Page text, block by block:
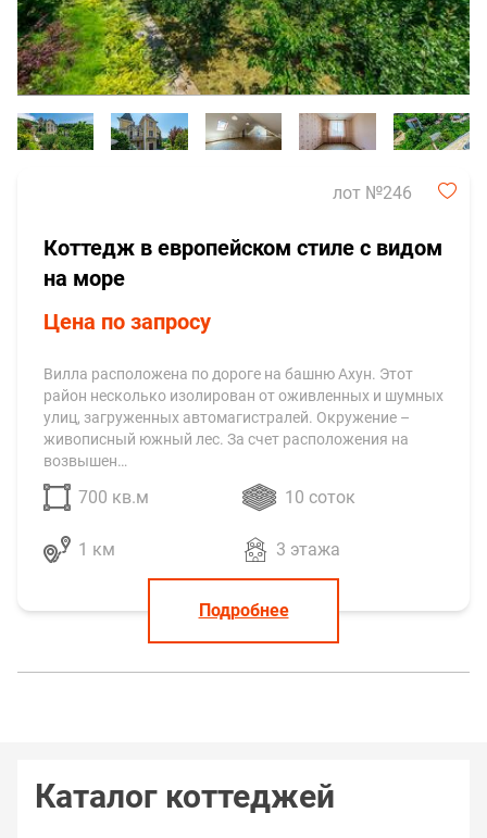
лот №246
Коттедж в европейском стиле с видом
на море
Цена по запросу
Вилла расположена по дороге на башню Ахун. Этот
район несколько изолирован от оживленных и шумных
улиц, загруженных автомагистралей. Окружение –
живописный южный лес. За счет расположения на
возвышен…
700 кв.м 10 соток
1 км 3 этажа
Подробнее
Каталог коттеджей